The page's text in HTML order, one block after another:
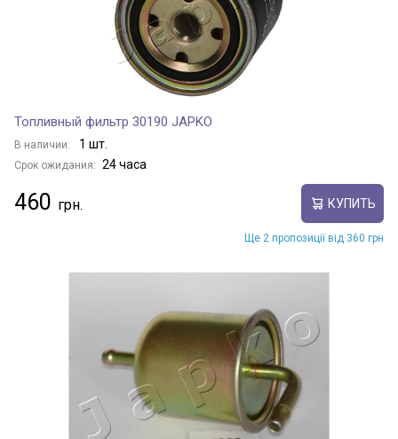
Топливный фильтр 30190 JAPKO
В наличии: 1 шт.
Срок ожидания: 24 часа
460 КУПИТЬ
Ще 2 пропозиції від 360 грн